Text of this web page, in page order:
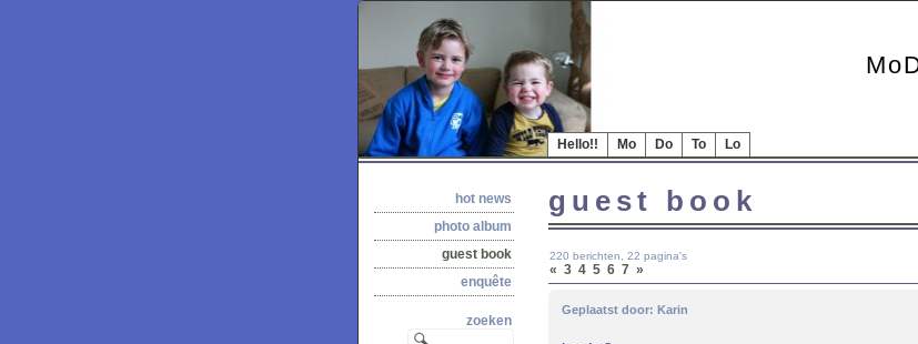
Hello!! Mo Do To Lo
hot news
photo album
guest book
enquête
zoeken
guest book
220 berichten, 22 pagina's
« 3 4 5 6 7 »
Geplaatst door: Karin